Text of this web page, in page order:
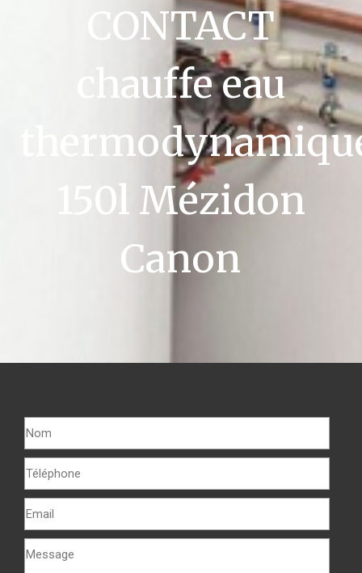
CONTACT
chauffe eau
150l Mézidon
Canon